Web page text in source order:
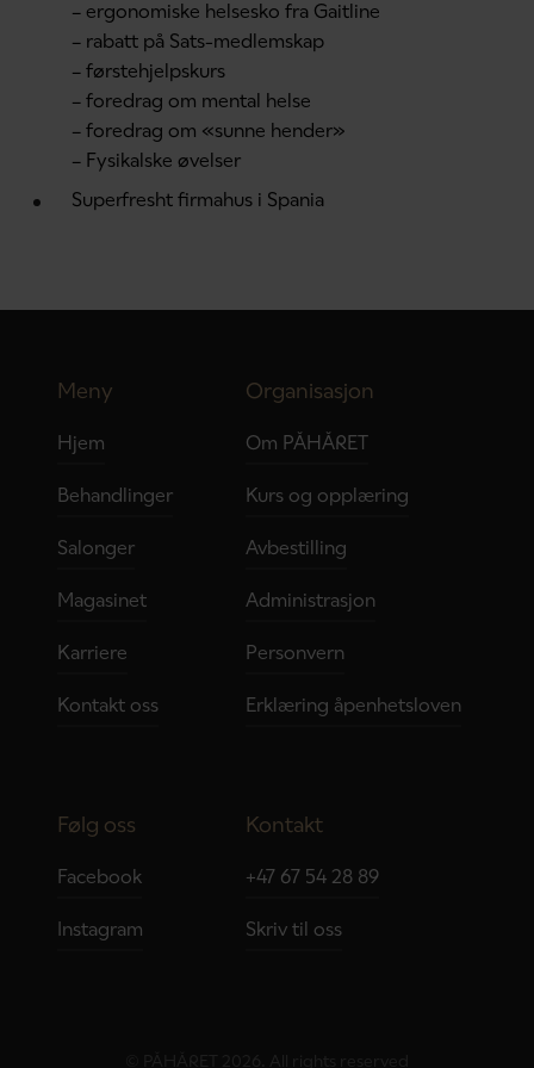
– ergonomiske helsesko fra Gaitline
– rabatt på Sats-medlemskap
– førstehjelpskurs
– foredrag om mental helse
– foredrag om «sunne hender»
– Fysikalske øvelser
Superfresht firmahus i Spania
Meny
Hjem
Behandlinger
Salonger
Magasinet
Karriere
Kontakt oss
Organisasjon
Om PÅHÅRET
Kurs og opplæring
Avbestilling
Administrasjon
Personvern
Erklæring åpenhetsloven
Følg oss
Facebook
Instagram
Kontakt
+47 67 54 28 89
Skriv til oss